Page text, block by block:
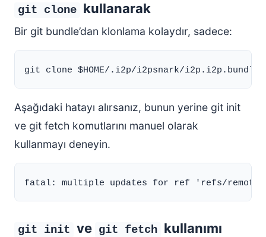
git clone kullanarak
Bir git bundle’dan klonlama kolaydır, sadece:
Aşağıdaki hatayı alırsanız, bunun yerine git init
ve git fetch komutlarını manuel olarak
kullanmayı deneyin.
git init ve git fetch kullanımı